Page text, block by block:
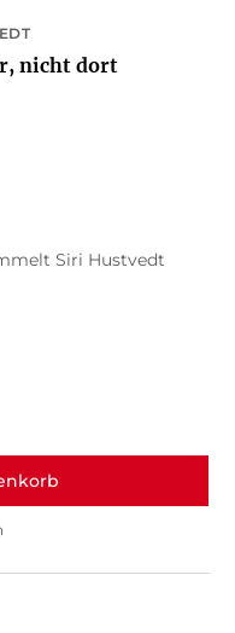
nicht dort
Siri Hustvedt